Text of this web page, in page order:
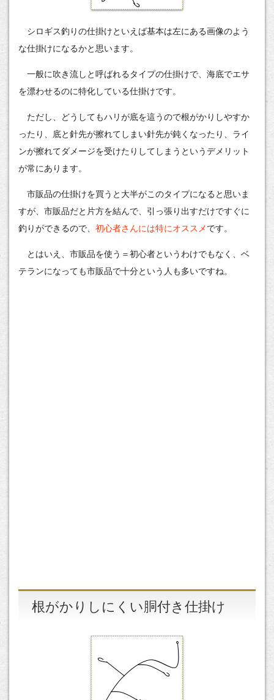
シロギス釣りの仕掛けといえば基本は左にある画像のよう
な仕掛けになるかと思います。
一般に吹き流しと呼ばれるタイプの仕掛けで、海底でエサ
を漂わせるのに特化している仕掛けです。
ただし、どうしてもハリが底を這うので根がかりしやすか
ったり、底と針先が擦れてしまい針先が鈍くなったり、ライ
ンが擦れてダメージを受けたりしてしまうというデメリット
が常にあります。
市販品の仕掛けを買うと大半がこのタイプになると思いま
すが、市販品だと片方を結んで、引っ張り出すだけですぐに
釣りができるので、 初心者さんには特にオススメです。
とはいえ、市販品を使う＝初心者というわけでもなく、ベ
テランになっても市販品で十分という人も多いですね。
根がかりしにくい胴付き仕掛け